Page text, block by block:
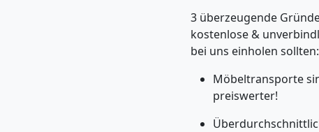
3 überzeugende
kostenlose &
bei uns einholen sollten:
Möbeltransporte
preiswerter!